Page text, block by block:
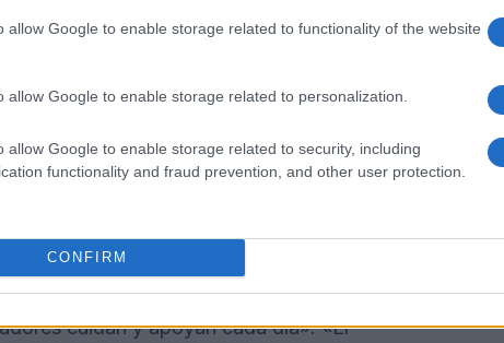
allow Google to enable storage related to functionality of the website
allow Google to enable storage related to personalization.
allow Google to enable storage related to security, including
functionality and fraud prevention, and other user protection.
CONFIRM
llora la pérdida de otra estudiante de una
familiarpara muchos de los niños
cuidan y apoyan cada día». «El